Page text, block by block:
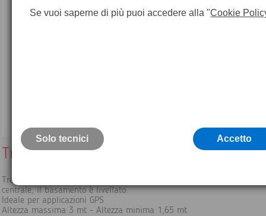
Treppiede topografico gigante h. 3 mt
Treppiedevcon basamento autolivellante; utilizzando la bolla
centrale, il basamento è livellato.
Ideale per applicazioni GPS
Altezza massima 3 mt - Altezza minima 1,65 mt
Se vuoi saperne di più puoi accedere alla "Cookie
Solo tecnici Accetto